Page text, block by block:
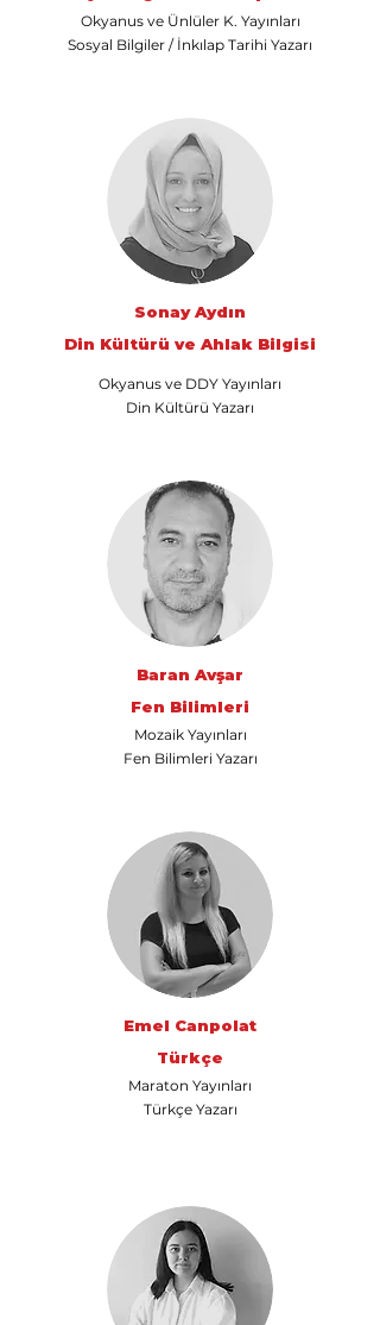
Okyanus ve Ünlüler K. Yayınları
Sosyal Bilgiler / İnkılap Tarihi Yazarı
Sonay Aydın
Din Kültürü ve Ahlak Bilgisi
Okyanus ve DDY Yayınları
Din Kültürü Yazarı
Baran Avşar
Fen Bilimleri
Mozaik Yayınları
Fen Bilimleri Yazarı
Emel Canpolat
Türkçe
Maraton Yayınları
Türkçe Yazarı
Eğitim Danışmanına